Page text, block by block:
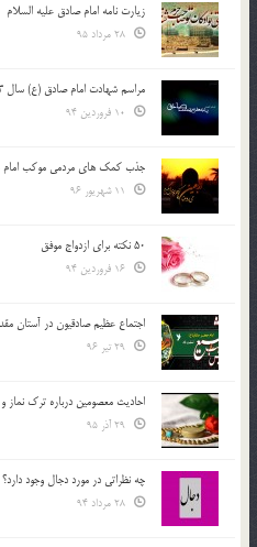
زیارت نامه امام صادق علیه السلام
مراسم شهادت امام صادق (ع) سال 93
جذب کمک های مردمی موکب امام
50 نکته برای ازدواج موفق
اجتماع عظیم صادقیون در آستان
احادیث معصومین درباره ترک نماز
چه نظراتی در مورد دجال وجود دارد؟